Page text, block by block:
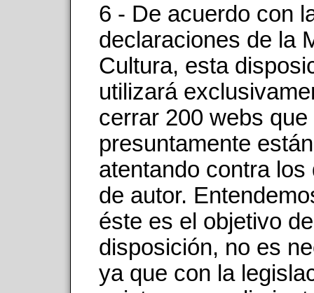
6 - De acuerdo con
declaraciones de la
Cultura, esta
utilizará
cerrar 200 webs que
presuntamente están
atentando contra los
de autor.
éste es el objetivo
disposición, no es
ya que con la